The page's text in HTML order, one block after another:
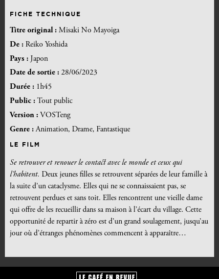
FICHE TECHNIQUE
Titre original : Misaki No Mayoiga
De : Reiko Yoshida
Pays : Japon
Date de sortie : 28/06/2023
Durée : 1h45
Public : Tout public
Version : VOSTeng
Genre :Animation, Drame, Fantastique
LE FILM
Se retrouver et renouer le contact avec le monde et ceux qui
l’habitent. Deux jeunes filles se retrouvent séparées de leur famille à
la suite d’un cataclysme. Elles qui ne se connaissaient pas, se
retrouvent perdues et sans toit. Elles rencontrent une vieille dame
qui offre de les recueillir dans sa maison à l’écart du village. Cette
opportunité de repartir à zéro est d’un grand soulagement, jusqu’au
jour où d’étranges phénomènes commencent à apparaître…